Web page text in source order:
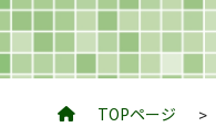
TOPページ